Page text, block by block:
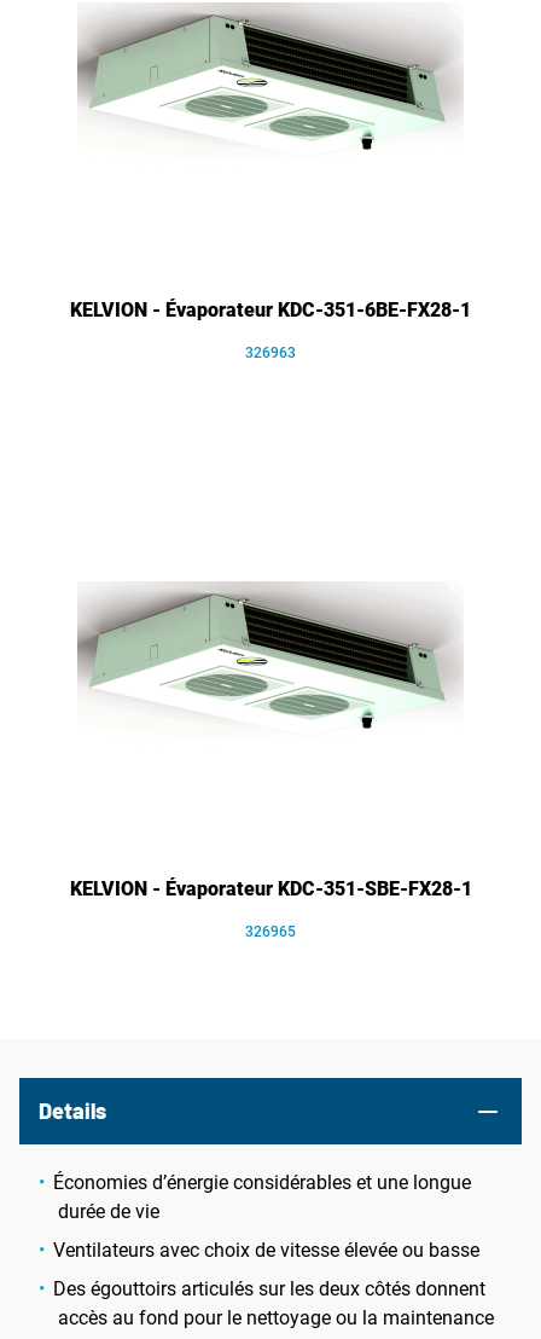
KELVION - Évaporateur KDC-351-6BE-FX28-1
326963
KELVION - Évaporateur KDC-351-SBE-FX28-1
326965
Details
Économies d’énergie considérables et une longue
durée de vie
Ventilateurs avec choix de vitesse élevée ou basse
Des égouttoirs articulés sur les deux côtés donnent
accès au fond pour le nettoyage ou la maintenance